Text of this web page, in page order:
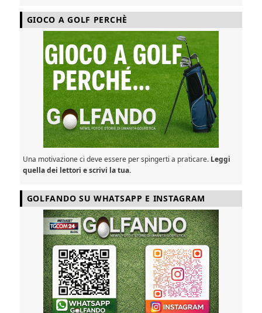
GIOCO A GOLF PERCHÈ
Una motivazione ci deve essere per spingerti a praticare. Leggi
quella dei lettori e scrivi la tua.
GOLFANDO SU WHATSAPP E INSTAGRAM